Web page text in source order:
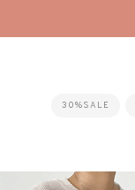
30%SALE